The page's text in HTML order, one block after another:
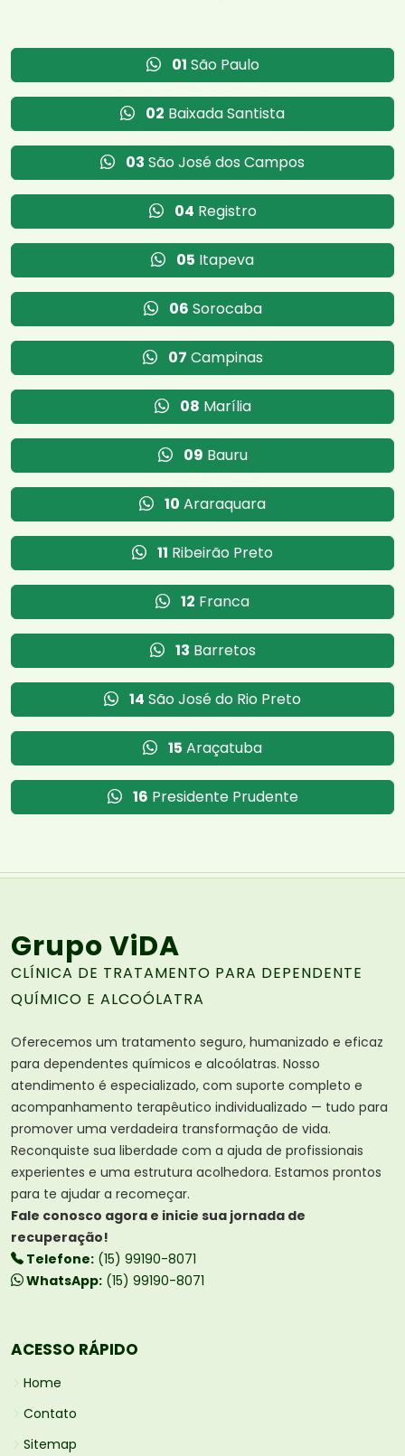
01 São Paulo
02 Baixada Santista
03 São José dos Campos
04 Registro
05 Itapeva
06 Sorocaba
07 Campinas
08 Marília
09 Bauru
10 Araraquara
11 Ribeirão Preto
12 Franca
13 Barretos
14 São José do Rio Preto
15 Araçatuba
16 Presidente Prudente
Grupo ViDA
CLÍNICA DE TRATAMENTO PARA DEPENDENTE
QUÍMICO E ALCOÓLATRA
Oferecemos um tratamento seguro, humanizado e eficaz
para dependentes químicos e alcoólatras. Nosso
atendimento é especializado, com suporte completo e
acompanhamento terapêutico individualizado — tudo para
promover uma verdadeira transformação de vida.
Reconquiste sua liberdade com a ajuda de profissionais
experientes e uma estrutura acolhedora. Estamos prontos
para te ajudar a recomeçar.
Fale conosco agora e inicie sua jornada de
recuperação!
Telefone: (15) 99190-8071
WhatsApp: (15) 99190-8071
ACESSO RÁPIDO
Home
Contato
Sitemap